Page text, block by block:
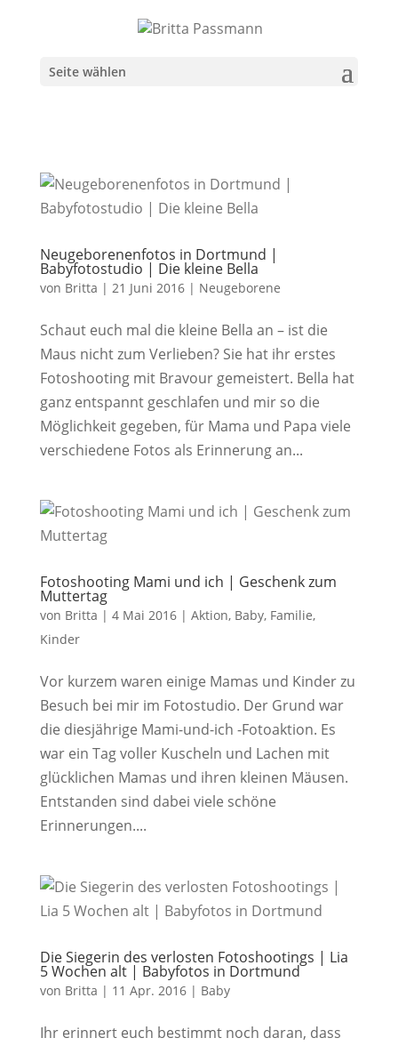
Seite wählen
Neugeborenenfotos in Dortmund |
Babyfotostudio | Die kleine Bella
von Britta | 21 Juni 2016| Neugeborene
Schaut euch mal die kleine Bella an – ist die
Maus nicht zum Verlieben? Sie hat ihr erstes
Fotoshooting mit Bravour gemeistert. Bella hat
ganz entspannt geschlafen und mir so die
Möglichkeit gegeben, für Mama und Papa viele
verschiedene Fotos als Erinnerung an...
Fotoshooting Mami und ich | Geschenk zum
Muttertag
von Britta | 4 Mai 2016| Aktion, Baby, Familie,
Kinder
Vor kurzem waren einige Mamas und Kinder zu
Besuch bei mir im Fotostudio. Der Grund war
die diesjährige Mami-und-ich -Fotoaktion. Es
war ein Tag voller Kuscheln und Lachen mit
glücklichen Mamas und ihren kleinen Mäusen.
Entstanden sind dabei viele schöne
Erinnerungen....
Die Siegerin des verlosten Fotoshootings | Lia
5 Wochen alt | Babyfotos in Dortmund
von Britta | 11 Apr. 2016| Baby
Ihr erinnert euch bestimmt noch daran, dass